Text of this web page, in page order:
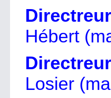
Hébert
Losier